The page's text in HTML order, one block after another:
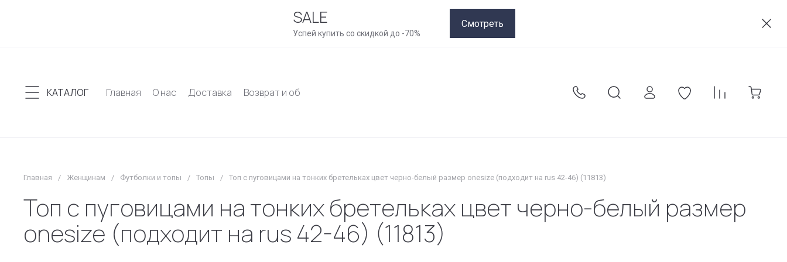
SALE
Успей купить со скидкой до -70%
Смотреть
КАТАЛОГ Главная О нас Доставка Возврат и обмен Оплата Карта сайта Условия соглашения
Главная / Женщинам / Футболки и топы / Топы / Топ с пуговицами на тонких бретельках цвет черно-белый размер onesize (подходит на rus 42-46) (11813)
Топ с пуговицами на тонких бретельках цвет черно-белый размер
onesize (подходит на rus 42-46) (11813)